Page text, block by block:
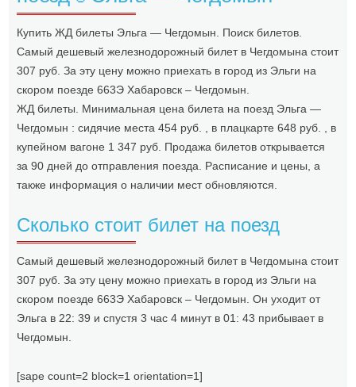
Купить ЖД билеты Эльга — Чегдомын. Поиск билетов.
Самый дешевый железнодорожный билет в Чегдомына стоит
307 руб. За эту цену можно приехать в город из Эльги на
скором поезде 663Э Хабаровск – Чегдомын.
ЖД билеты. Минимальная цена билета на поезд Эльга —
Чегдомын : сидячие места 454 руб. , в плацкарте 648 руб. , в
купейном вагоне 1 347 руб. Продажа билетов открывается
за 90 дней до отправления поезда. Расписание и цены, а
также информация о наличии мест обновляются.
Сколько стоит билет на поезд
Самый дешевый железнодорожный билет в Чегдомына стоит
307 руб. За эту цену можно приехать в город из Эльги на
скором поезде 663Э Хабаровск – Чегдомын. Он уходит от
Эльга в 22: 39 и спустя 3 час 4 минут в 01: 43 прибывает в
Чегдомын.
[sape count=2 block=1 orientation=1]